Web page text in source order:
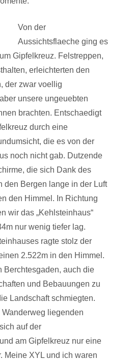
Von der
Aussichtsflaeche ging es
Gipfelkreuz. Felstreppen,
erleichterten den
der zwar voellig
unsere ungeuebten
brachten. Entschaedigt
durch eine
die es von der
noch nicht gab. Dutzende
die sich Dank des
den Bergen lange in der Luft
den Himmel. In Richtung
wir das „Kehlsteinhaus“
nur wenig tiefer lag.
ragte stolz der
2.522m in den Himmel.
Berchtesgaden, auch die
und Bebauungen zu
Landschaft schmiegten.
liegenden
auf der
am Gipfelkreuz nur eine
Meine XYL und ich waren